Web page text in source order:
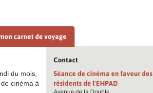
carnet de voyage
du mois,
cinéma à
Contact
Séance de cinéma en faveur des
résidents de l'EHPAD